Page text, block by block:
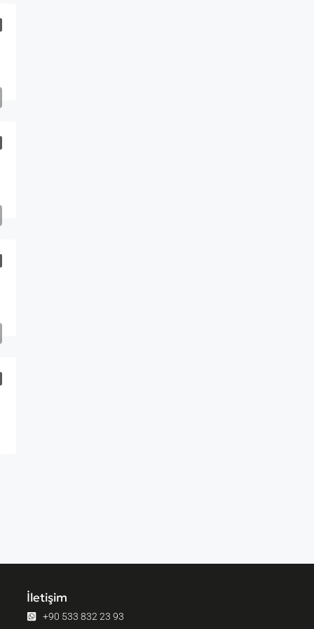
İletişim
+90 533 832 23 93